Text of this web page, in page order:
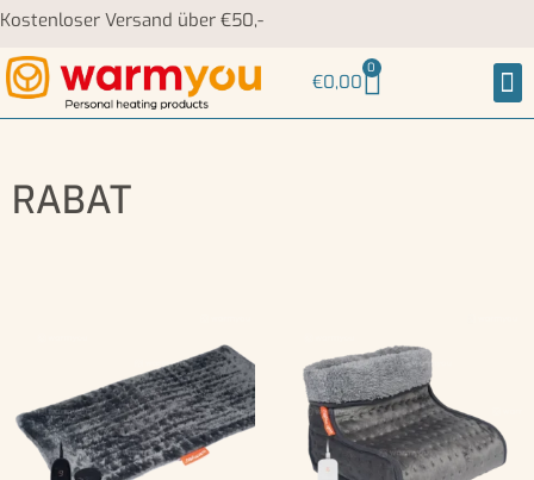
Kostenloser Versand über €50,-
€0,00
0
RABAT